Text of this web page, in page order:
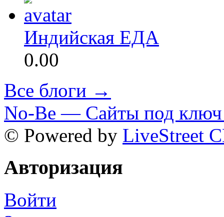
Индийская ЕДА
0.00
Все блоги →
No-Be — Сайты под ключ
© Powered by LiveStreet
Авторизация
Войти